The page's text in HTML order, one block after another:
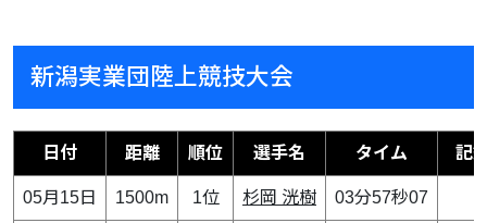
新潟実業団陸上競技大会
日付 距離 順位 選手名 タイム 記
05月15日 1500m 1位 杉岡 洸樹 03分57秒07